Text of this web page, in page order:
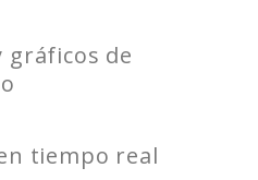
gráficos de
tiempo real